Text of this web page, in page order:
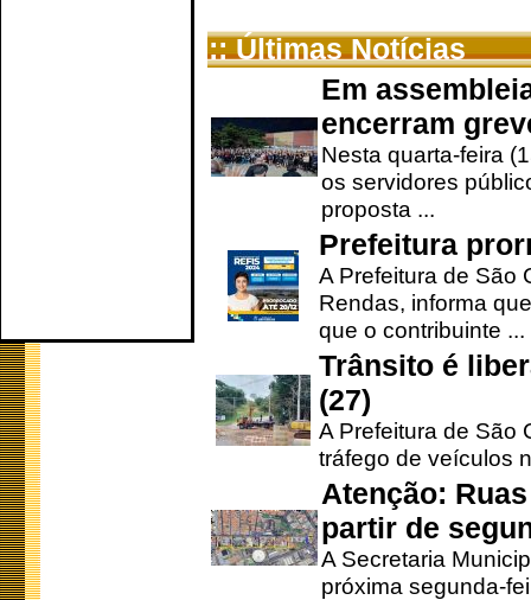
:: Últimas Notícias
Em
encerram
Nesta quarta-feira
os servidores
proposta ...
Prefeitura
A Prefeitura de São
Rendas, informa
que o contribuinte ...
Trânsito é
(27)
A Prefeitura de São
tráfego de veículos
Atenção:
partir de
A Secretaria
próxima segunda-